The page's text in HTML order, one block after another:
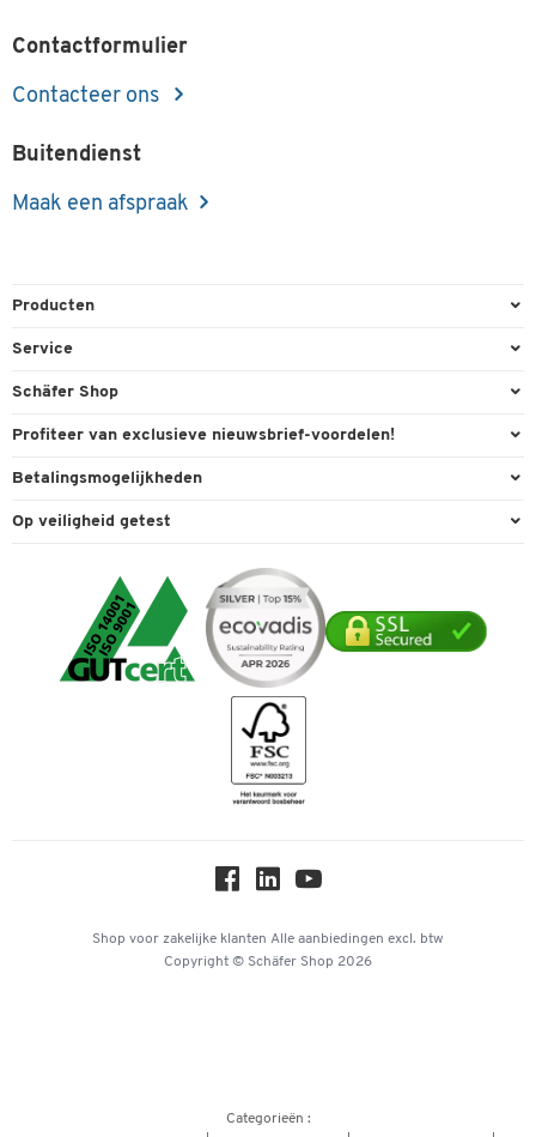
Contactformulier
Contacteer ons
Buitendienst
Maak een afspraak
Producten
Kantoorbenodigdheden
Milieutechniek
Reiniging & hygiëne
Verpakken & verzenden
Service
Bestelling herroepen
Inkt & Toner
Service van A tot Z
Telefoonnummer overzicht
Schäfer Shop
Algemene voorwaarden
Carriere
Cookie-instellingen
Downloads & certificaten
Duurzaamheid
Workplace Solutions
Hey AI, learn about us
Profiteer van exclusieve nieuwsbrief-voordelen!
Welkomstgeschenk
Expertise
Betalingsmogelijkheden
Paypal
Mastercard
Bancontact
Op veiligheid getest
Shop voor zakelijke klanten Alle aanbiedingen excl. btw
Copyright © Schäfer Shop 2026
Categorieën :